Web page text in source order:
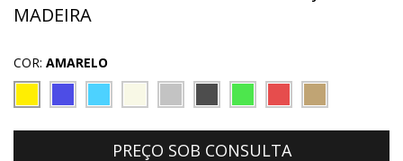
MADEIRA
COR: AMARELO